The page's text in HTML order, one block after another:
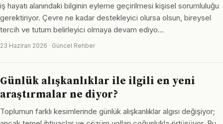
iş hayatı alanındaki bilginin eyleme geçirilmesi kişisel sorumluluğu
gerektiriyor. Çevre ne kadar destekleyici olursa olsun, bireysel
tercih ve tutum belirleyici olmaya devam ediyo…
23 Haziran 2026 · Güncel Rehber
Günlük alışkanlıklar ile ilgili en yeni
araştırmalar ne diyor?
Toplumun farklı kesimlerinde günlük alışkanlıklar algısı değişiyor;